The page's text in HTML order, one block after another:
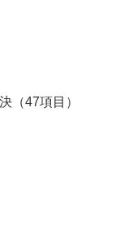
（47項目）